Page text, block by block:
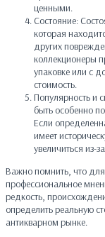
ценными.
Состояние:
которая
других
коллекционеры
упаковке или с
стоимость.
Популярность и
быть особенно
Если
имеет
увеличиться из-
Важно помнить, что для
профессиональное
редкость,
определить реальную
антикварном рынке.